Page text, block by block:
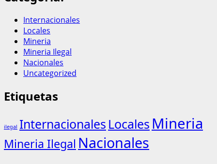
Internacionales
Locales
Mineria
Mineria Ilegal
Nacionales
Uncategorized
Etiquetas
ilegal Internacionales Locales Mineria
Mineria Ilegal Nacionales